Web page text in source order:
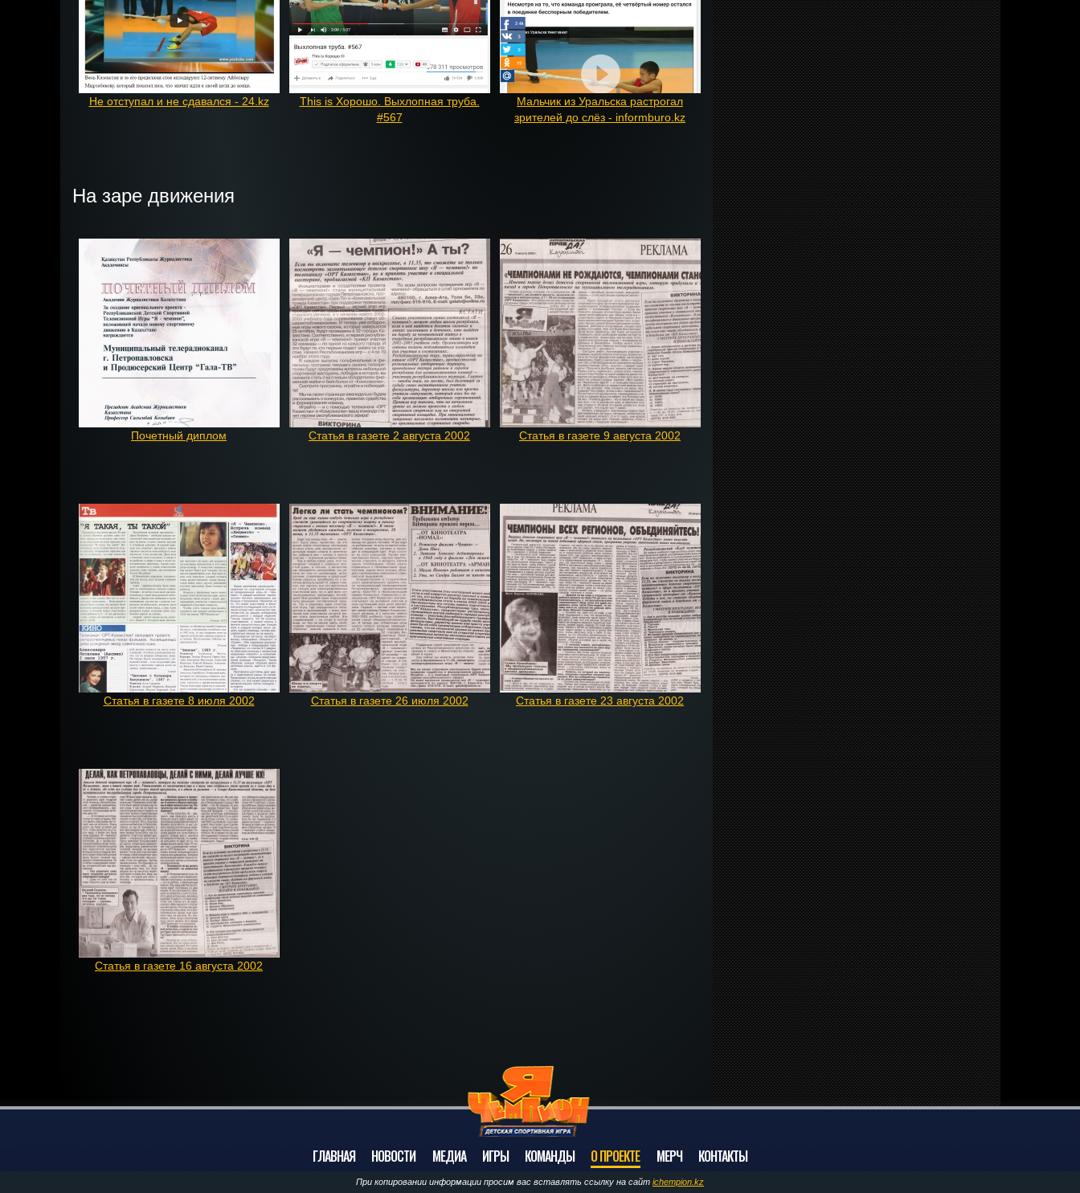
Не отступал и не сдавался - 24.kz
This is Хорошо. Выхлопная труба.
#567
Мальчик из Уральска растрогал
зрителей до слёз - informburo.kz
На заре движения
Почетный диплом Статья в газете 2 августа 2002 Статья в газете 9 августа 2002
Статья в газете 8 июля 2002 Статья в газете 26 июля 2002 Статья в газете 23 августа 2002
Статья в газете 16 августа 2002
ГЛАВНАЯ НОВОСТИ МЕДИА ИГРЫ КОМАНДЫ О ПРОЕКТЕ МЕРЧ КОНТАКТЫ
При копировании информации просим вас вставлять ссылку на сайт ichempion.kz